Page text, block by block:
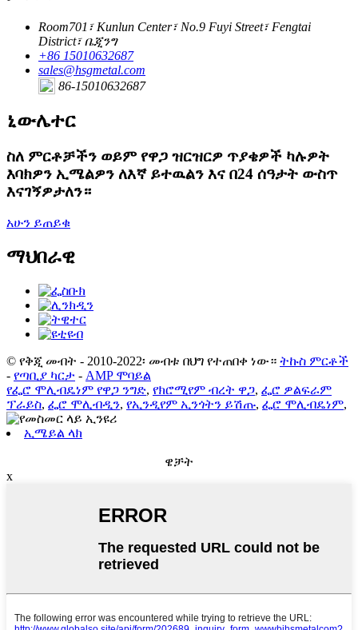
Room701፣ Kunlun Center፣ No.9 Fuyi Street፣ Fengtai
District፣ ቤጂንግ
+86 15010632687
sales@hsgmetal.com
86-15010632687
ኒውሌተር
ስለ ምርቶቻችን ወይም የዋጋ ዝርዝርዎ ጥያቄዎች ካሉዎት
እባክዎን ኢሜልዎን ለእኛ ይተዉልን እና በ24 ሰዓታት ውስጥ
እናገኝዎታለን።
አሁን ይጠይቁ
ማህበራዊ
© የቅጂ መብት - 2010-2022፡ መብቱ በህግ የተጠበቀ ነው። ትኩስ ምርቶች
- የጣቢያ ካርታ - AMP ሞባይል
የፌሮ ሞሊብዴነም የዋጋ ንግድ, የክሮሚየም ብረት ዋጋ, ፌሮ ዎልፍራም
ፕራይስ, ፌሮ ሞሊብዲን, የኢንዲየም ኢንጎትን ይሽጡ, ፌሮ ሞሊብዴነም,
ኢሜይል ላክ
ዌቻት
x